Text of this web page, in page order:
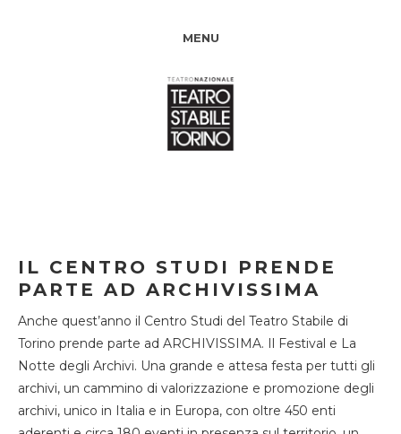
MENU
IL CENTRO STUDI PRENDE
PARTE AD ARCHIVISSIMA
Anche quest’anno il Centro Studi del Teatro Stabile di
Torino prende parte ad ARCHIVISSIMA. Il Festival e La
Notte degli Archivi. Una grande e attesa festa per tutti gli
archivi, un cammino di valorizzazione e promozione degli
archivi, unico in Italia e in Europa, con oltre 450 enti